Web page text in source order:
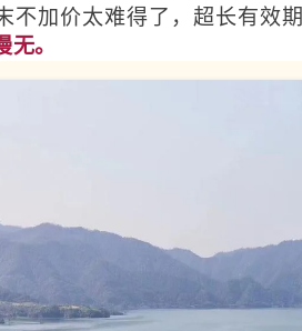
不加价太难得了，超长有效
无。